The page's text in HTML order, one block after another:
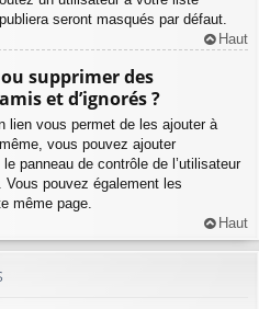
seront masqués par défaut.
Haut
supprimer des
et d’ignorés ?
lien vous permet de les ajouter à
vous pouvez ajouter
panneau de contrôle de l’utilisateur
Vous pouvez également les
même page.
Haut